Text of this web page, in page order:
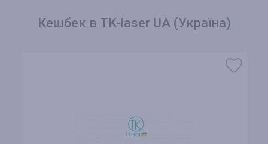
Кешбек в TK-laser UA (Україна)